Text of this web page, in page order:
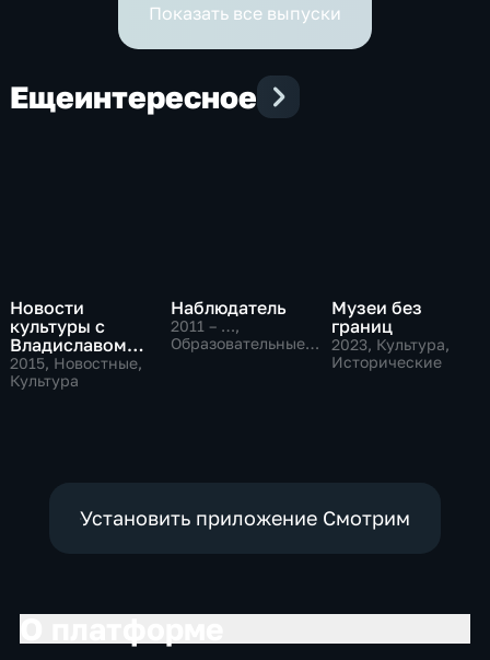
Показать все выпуски
Ещеинтересное
Новости
культуры с
Владиславом
Флярковским
2015, Новостные,
Культура
Наблюдатель
2011 – …,
Образовательные,
Музеи без
границ
2023, Культура,
Исторические
Установить приложение Смотрим